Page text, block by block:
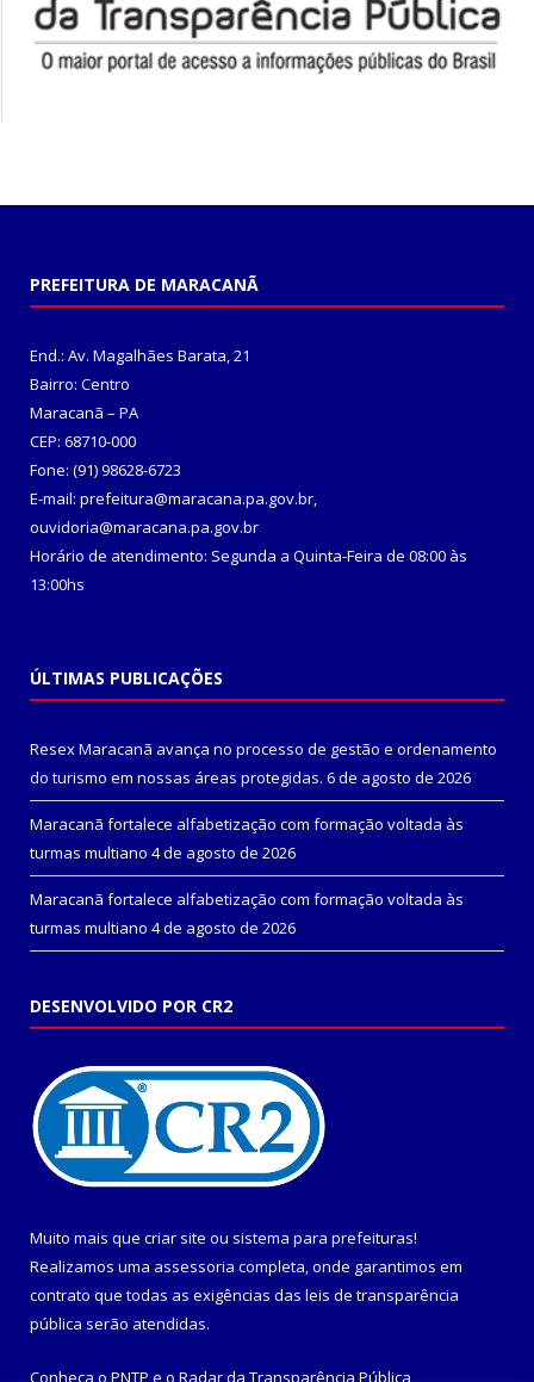
PREFEITURA DE MARACANÃ
End.: Av. Magalhães Barata, 21
Bairro: Centro
Maracanã – PA
CEP: 68710-000
Fone: (91) 98628-6723
E-mail: prefeitura@maracana.pa.gov.br,
ouvidoria@maracana.pa.gov.br
Horário de atendimento: Segunda a Quinta-Feira de 08:00 às
13:00hs
ÚLTIMAS PUBLICAÇÕES
Resex Maracanã avança no processo de gestão e ordenamento
do turismo em nossas áreas protegidas. 6 de agosto de 2026
Maracanã fortalece alfabetização com formação voltada às
turmas multiano 4 de agosto de 2026
Maracanã fortalece alfabetização com formação voltada às
turmas multiano 4 de agosto de 2026
DESENVOLVIDO POR CR2
Muito mais que criar site ou sistema para prefeituras!
Realizamos uma assessoria completa, onde garantimos em
contrato que todas as exigências das leis de transparência
pública serão atendidas.
Conheça o PNTP e o Radar da Transparência Pública